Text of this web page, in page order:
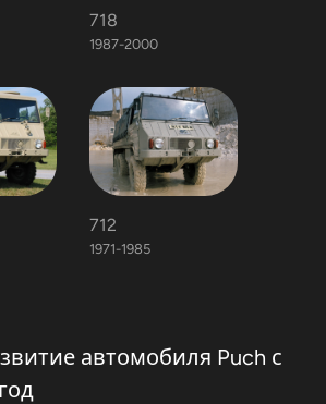
718
1987-2000
712
1971-1985
автомобиля Puch с